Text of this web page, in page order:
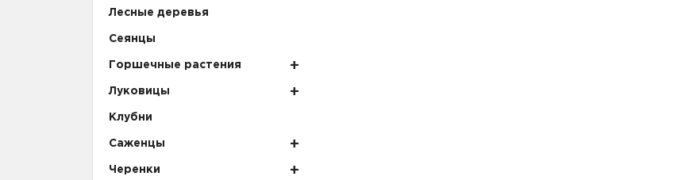
Лесные деревья
Сеянцы
Горшечные растения
Луковицы
Клубни
Саженцы
Черенки